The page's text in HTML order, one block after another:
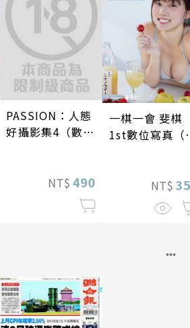
PASSION：人態
好攝影集4（數位
NT$ 490
一棋一會 斐棋
1st數位寫真（
NT$